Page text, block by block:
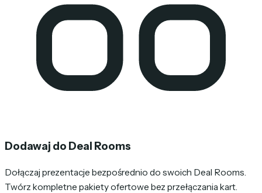
Dodawaj do Deal Rooms
Dołączaj prezentacje bezpośrednio do swoich Deal Rooms.
Twórz kompletne pakiety ofertowe bez przełączania kart.